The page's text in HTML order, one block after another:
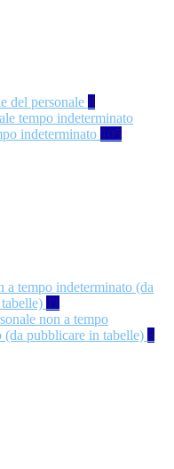
del personale 8
tempo indeterminato
indeterminato 105
a tempo indeterminato (da
11
non a tempo
(da pubblicare in tabelle) 8